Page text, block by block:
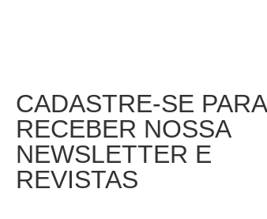
CADASTRE-SE PARA
RECEBER NOSSA
NEWSLETTER E
REVISTAS